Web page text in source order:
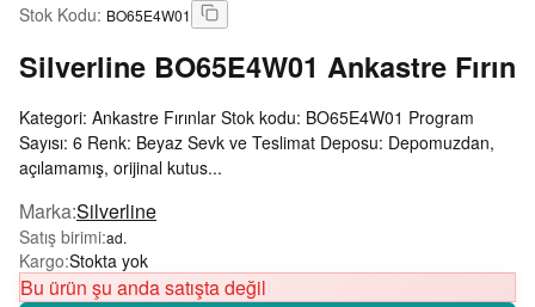
Stok Kodu: BO65E4W01
Silverline BO65E4W01 Ankastre Fırın
Kategori: Ankastre Fırınlar Stok kodu: BO65E4W01 Program
Sayısı: 6 Renk: Beyaz Sevk ve Teslimat Deposu: Depomuzdan,
açılamamış, orijinal kutus...
Marka:Silverline
Satış birimi:ad.
Kargo:Stokta yok
Bu ürün şu anda satışta değil